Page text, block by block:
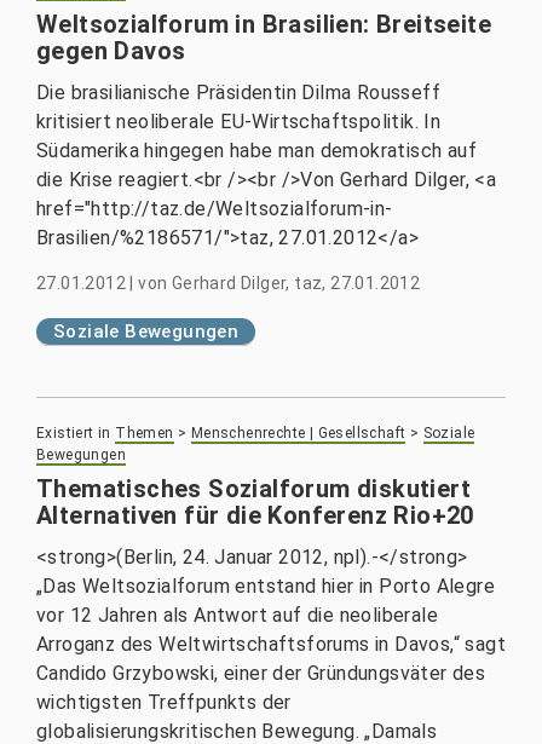
Weltsozialforum in Brasilien: Breitseite
gegen Davos
Die brasilianische Präsidentin Dilma Rousseff
kritisiert neoliberale EU-Wirtschaftspolitik. In
Südamerika hingegen habe man demokratisch auf
die Krise reagiert.<br /><br />Von Gerhard Dilger, <a
href="http://taz.de/Weltsozialforum-in-
Brasilien/%2186571/">taz, 27.01.2012</a>
27.01.2012 |von Gerhard Dilger, taz, 27.01.2012
Soziale Bewegungen
Existiert in Themen > Menschenrechte | Gesellschaft > Soziale
Bewegungen
Thematisches Sozialforum diskutiert
Alternativen für die Konferenz Rio+20
<strong>(Berlin, 24. Januar 2012, npl).-</strong>
„Das Weltsozialforum entstand hier in Porto Alegre
vor 12 Jahren als Antwort auf die neoliberale
Arroganz des Weltwirtschaftsforums in Davos,“ sagt
Candido Grzybowski, einer der Gründungsväter des
wichtigsten Treffpunkts der
globalisierungskritischen Bewegung. „Damals